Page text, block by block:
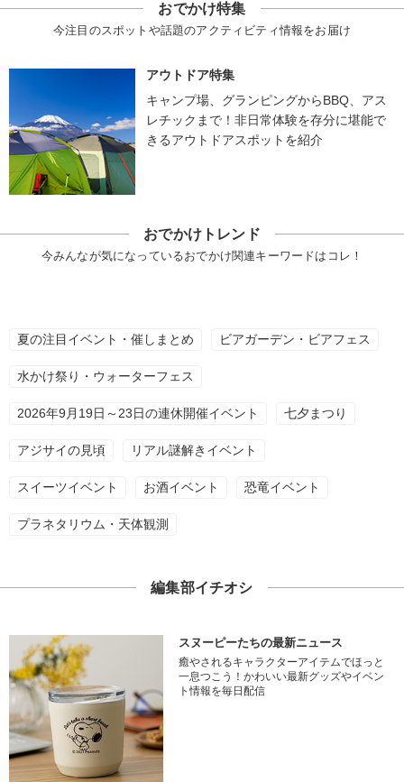
おでかけ特集
今注目のスポットや話題のアクティビティ情報をお届け
アウトドア特集
キャンプ場、グランピングからBBQ、アス
レチックまで！非日常体験を存分に堪能で
きるアウトドアスポットを紹介
おでかけトレンド
今みんなが気になっているおでかけ関連キーワードはコレ！
夏の注目イベント・催しまとめ ビアガーデン・ビアフェス
水かけ祭り・ウォーターフェス
2026年9月19日～23日の連休開催イベント 七夕まつり
アジサイの見頃 リアル謎解きイベント
スイーツイベント お酒イベント 恐竜イベント
プラネタリウム・天体観測
編集部イチオシ
スヌーピーたちの最新ニュース
癒やされるキャラクターアイテムでほっと
一息つこう！かわいい最新グッズやイベン
ト情報を毎日配信